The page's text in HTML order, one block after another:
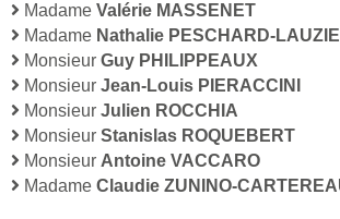
Madame Valérie MASSENET
Madame Nathalie PESCHARD-
Monsieur Guy PHILIPPEAUX
Monsieur Jean-Louis PIERACCINI
Monsieur Julien ROCCHIA
Monsieur Stanislas ROQUEBERT
Monsieur Antoine VACCARO
Madame Claudie ZUNINO-